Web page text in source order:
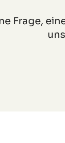
Frage,